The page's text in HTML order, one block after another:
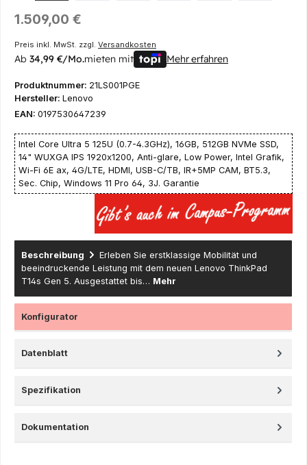
Regulärer Preis:
1.509,00 €
Preis inkl. MwSt. zzgl. Versandkosten
Ab 34,99 €/Mo.mieten mit Mehr erfahren
Produktnummer: 21LS001PGE
Hersteller: Lenovo
EAN: 0197530647239
Intel Core Ultra 5 125U (0.7-4.3GHz), 16GB, 512GB NVMe SSD,
14" WUXGA IPS 1920x1200, Anti-glare, Low Power, Intel Grafik,
Wi-Fi 6E ax, 4G/LTE, HDMI, USB-C/TB, IR+5MP CAM, BT5.3,
Sec. Chip, Windows 11 Pro 64, 3J. Garantie
Beschreibung
Erleben Sie erstklassige Mobilität und
beeindruckende Leistung mit dem neuen Lenovo ThinkPad
T14s Gen 5. Ausgestattet bis… Mehr
Konfigurator
Datenblatt
Spezifikation
Dokumentation